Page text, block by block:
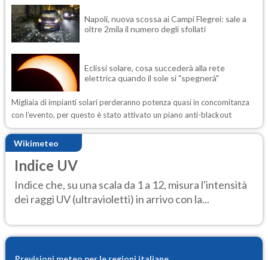
Napoli, nuova scossa ai Campi Flegrei: sale a
oltre 2mila il numero degli sfollati
Eclissi solare, cosa succederà alla rete
elettrica quando il sole si "spegnerà"
Migliaia di impianti solari perderanno potenza quasi in concomitanza
con l’evento, per questo è stato attivato un piano anti-blackout
Wikimeteo
Indice UV
Indice che, su una scala da 1 a 12, misura l'intensità
dei raggi UV (ultravioletti) in arrivo con la...